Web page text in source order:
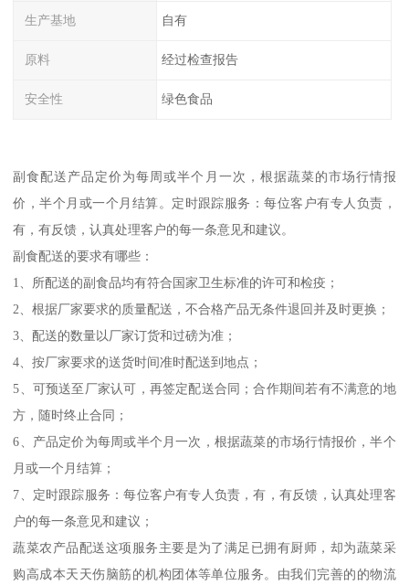
生产基地 自有
原料 经过检查报告
安全性 绿色食品
副食配送产品定价为每周或半个月一次，根据蔬菜的市场行情报
价，半个月或一个月结算。定时跟踪服务：每位客户有专人负责，
有，有反馈，认真处理客户的每一条意见和建议。
副食配送的要求有哪些：
1、所配送的副食品均有符合国家卫生标准的许可和检疫；
2、根据厂家要求的质量配送，不合格产品无条件退回并及时更换；
3、配送的数量以厂家订货和过磅为准；
4、按厂家要求的送货时间准时配送到地点；
5、可预送至厂家认可，再签定配送合同；合作期间若有不满意的地
方，随时终止合同；
6、产品定价为每周或半个月一次，根据蔬菜的市场行情报价，半个
月或一个月结算；
7、定时跟踪服务：每位客户有专人负责，有，有反馈，认真处理客
户的每一条意见和建议；
蔬菜农产品配送这项服务主要是为了满足已拥有厨师，却为蔬菜采
购高成本天天伤脑筋的机构团体等单位服务。由我们完善的的物流